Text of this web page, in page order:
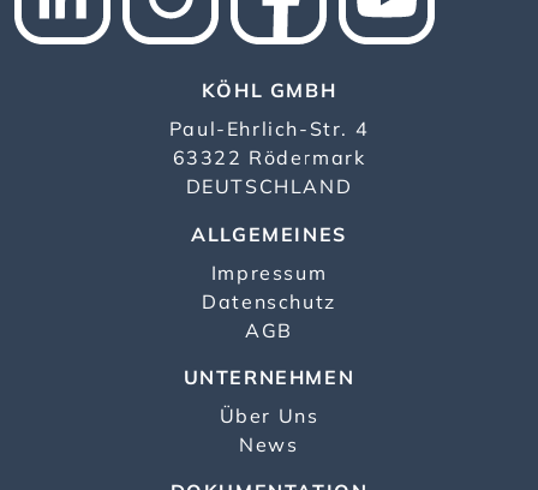
KÖHL GMBH
Paul-Ehrlich-Str. 4
63322 Rödermark
DEUTSCHLAND
ALLGEMEINES
Impressum
Datenschutz
AGB
UNTERNEHMEN
Über Uns
News